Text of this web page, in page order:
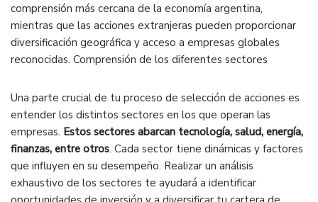
comprensión más cercana de la economía argentina,
mientras que las acciones extranjeras pueden proporcionar
diversificación geográfica y acceso a empresas globales
reconocidas. Comprensión de los diferentes sectores
Una parte crucial de tu proceso de selección de acciones es
entender los distintos sectores en los que operan las
empresas. Estos sectores abarcan tecnología, salud, energía,
finanzas, entre otros. Cada sector tiene dinámicas y factores
que influyen en su desempeño. Realizar un análisis
exhaustivo de los sectores te ayudará a identificar